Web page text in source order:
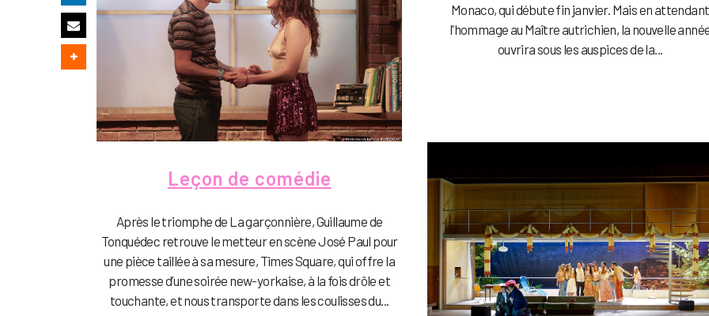
Monaco, qui débute fin janvier. Mais en attendant
l'hommage au Maître autrichien, la nouvelle
ouvrira sous les auspices de la...
Leçon de comédie
Après le triomphe de La garçonnière, Guillaume de
Tonquédec retrouve le metteur en scène José Paul pour
une pièce taillée à sa mesure, Times Square, qui offre la
promesse d’une soirée new-yorkaise, à la fois drôle et
touchante, et nous transporte dans les coulisses du...